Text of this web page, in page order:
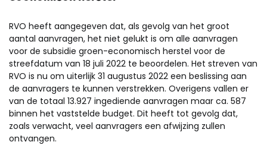
RVO heeft aangegeven dat, als gevolg van het groot
aantal aanvragen, het niet gelukt is om alle aanvragen
voor de subsidie groen-economisch herstel voor de
streefdatum van 18 juli 2022 te beoordelen. Het streven van
RVO is nu om uiterlijk 31 augustus 2022 een beslissing aan
de aanvragers te kunnen verstrekken. Overigens vallen er
van de totaal 13.927 ingediende aanvragen maar ca. 587
binnen het vaststelde budget. Dit heeft tot gevolg dat,
zoals verwacht, veel aanvragers een afwijzing zullen
ontvangen.